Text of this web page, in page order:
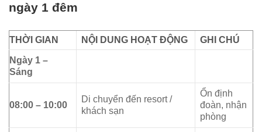
ngày 1 đêm
THỜI GIAN NỘI DUNG HOẠT ĐỘNG GHI CHÚ
Ngày 1 –
Sáng
08:00 – 10:00
Di chuyển đến resort /
khách sạn
Ổn định
đoàn, nhận
phòng